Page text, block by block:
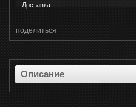
Доставка:
поделиться
Описание